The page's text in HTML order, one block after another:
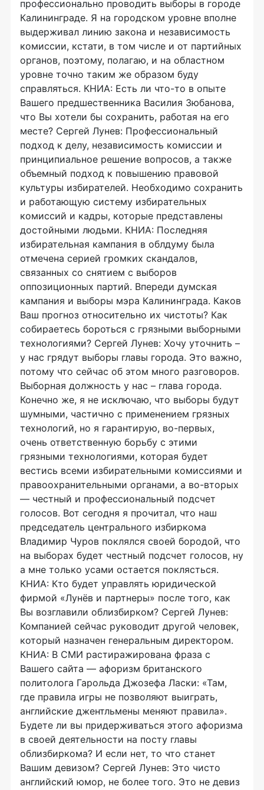
профессионально проводить выборы в городе
Калининграде. Я на городском уровне вполне
выдерживал линию закона и независимость
комиссии, кстати, в том числе и от партийных
органов, поэтому, полагаю, и на областном
уровне точно таким же образом буду
справляться. КНИА: Есть ли что-то в опыте
Вашего предшественника Василия Зюбанова,
что Вы хотели бы сохранить, работая на его
месте? Сергей Лунев: Профессиональный
подход к делу, независимость комиссии и
принципиальное решение вопросов, а также
объемный подход к повышению правовой
культуры избирателей. Необходимо сохранить
и работающую систему избирательных
комиссий и кадры, которые представлены
достойными людьми. КНИА: Последняя
избирательная кампания в облдуму была
отмечена серией громких скандалов,
связанных со снятием с выборов
оппозиционных партий. Впереди думская
кампания и выборы мэра Калининграда. Каков
Ваш прогноз относительно их чистоты? Как
собираетесь бороться с грязными выборными
технологиями? Сергей Лунев: Хочу уточнить –
у нас грядут выборы главы города. Это важно,
потому что сейчас об этом много разговоров.
Выборная должность у нас – глава города.
Конечно же, я не исключаю, что выборы будут
шумными, частично с применением грязных
технологий, но я гарантирую, во-первых,
очень ответственную борьбу с этими
грязными технологиями, которая будет
вестись всеми избирательными комиссиями и
правоохранительными органами, а во-вторых
— честный и профессиональный подсчет
голосов. Вот сегодня я прочитал, что наш
председатель центрального избиркома
Владимир Чуров поклялся своей бородой, что
на выборах будет честный подсчет голосов, ну
а мне только усами остается поклясться.
КНИА: Кто будет управлять юридической
фирмой «Лунёв и партнеры» после того, как
Вы возглавили облизбирком? Сергей Лунев:
Компанией сейчас руководит другой человек,
который назначен генеральным директором.
КНИА: В СМИ растиражирована фраза с
Вашего сайта — афоризм британского
политолога Гарольда Джозефа Ласки: «Там,
где правила игры не позволяют выиграть,
английские джентльмены меняют правила».
Будете ли вы придерживаться этого афоризма
в своей деятельности на посту главы
облизбиркома? И если нет, то что станет
Вашим девизом? Сергей Лунев: Это чисто
английский юмор, не более того. Это не девиз